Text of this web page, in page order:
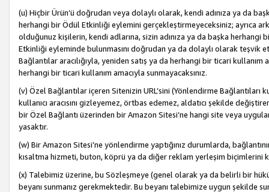
(u) Hiçbir Ürün’ü doğrudan veya dolaylı olarak, kendi adınıza ya da
herhangi bir Ödül Etkinliği eylemini gerçekleştirmeyeceksiniz; ayrıca
olduğunuz kişilerin, kendi adlarına, sizin adınıza ya da başka herhangi
Etkinliği eyleminde bulunmasını doğrudan ya da dolaylı olarak teşvik
Bağlantılar aracılığıyla, yeniden satış ya da herhangi bir ticari
herhangi bir ticari kullanım amacıyla sunmayacaksınız.
(v) Özel Bağlantılar içeren Sitenizin URL’sini (Yönlendirme Bağlantıları
kullanıcı aracısını gizleyemez, örtbas edemez, aldatıcı şekilde
bir Özel Bağlantı üzerinden bir Amazon Sitesi’ne hangi site veya
yasaktır.
(w) Bir Amazon Sitesi’ne yönlendirme yaptığınız durumlarda,
kısaltma hizmeti, buton, köprü ya da diğer reklam yerleşim biçimlerini
(x) Talebimiz üzerine, bu Sözleşmeye (genel olarak ya da belirli bir
beyanı sunmanız gerekmektedir. Bu beyanı talebimize uygun şekilde